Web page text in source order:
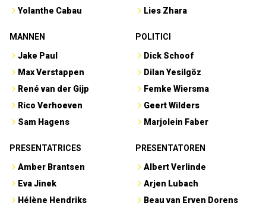
Yolanthe Cabau
Lies Zhara
MANNEN
Jake Paul
Max Verstappen
René van der Gijp
Rico Verhoeven
Sam Hagens
POLITICI
Dick Schoof
Dilan Yesilgöz
Femke Wiersma
Geert Wilders
Marjolein Faber
PRESENTATRICES
Amber Brantsen
Eva Jinek
Hélène Hendriks
PRESENTATOREN
Albert Verlinde
Arjen Lubach
Beau van Erven Dorens